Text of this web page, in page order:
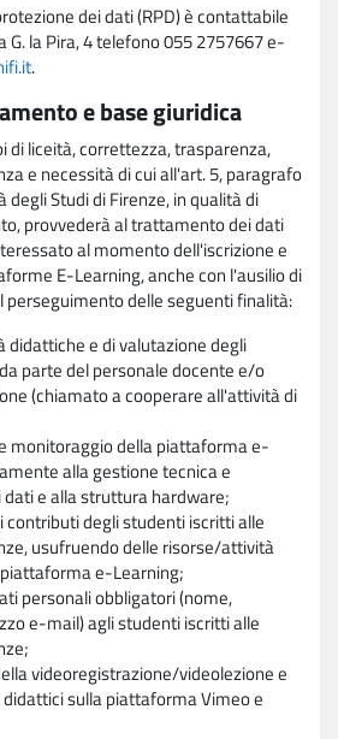
dei dati (RPD) è contattabile
G. la Pira, 4 telefono 055 2757667 e-
.
e base giuridica
di liceità, correttezza, trasparenza,
e necessità di cui all'art. 5, paragrafo
degli Studi di Firenze, in qualità di
provvederà al trattamento dei dati
al momento dell'iscrizione e
E-Learning, anche con l'ausilio di
perseguimento delle seguenti finalità:
didattiche e di valutazione degli
parte del personale docente e/o
(chiamato a cooperare all'attività di
monitoraggio della piattaforma e-
alla gestione tecnica e
e alla struttura hardware;
contributi degli studenti iscritti alle
usufruendo delle risorse/attività
e-Learning;
personali obbligatori (nome,
e-mail) agli studenti iscritti alle
videoregistrazione/videolezione e
sulla piattaforma Vimeo e